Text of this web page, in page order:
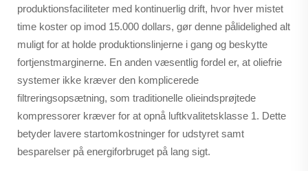
produktionsfaciliteter med kontinuerlig drift, hvor hver mistet
time koster op imod 15.000 dollars, gør denne pålidelighed alt
muligt for at holde produktionslinjerne i gang og beskytte
fortjenstmarginerne. En anden væsentlig fordel er, at oliefrie
systemer ikke kræver den komplicerede
filtreringsopsætning, som traditionelle olieindsprøjtede
kompressorer kræver for at opnå luftkvalitetsklasse 1. Dette
betyder lavere startomkostninger for udstyret samt
besparelser på energiforbruget på lang sigt.